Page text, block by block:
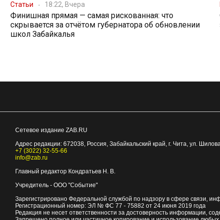
Статьи 18:22, Вчера
Финишная прямая — самая рискованная: что
скрывается за отчётом губернатора об обновлении
школ Забайкалья
Сетевое издание ZAB.RU
Адрес редакции: 672038, Россия, Забайкальский край, г. Чита, ул.
+7 (3022) 32-55-66
info@zab.ru
Главный редактор Кондратьев Н. В.
Учредитель - ООО "Событие"
Зарегистрировано Федеральной службой по надзору в сфере связи,
Регистрационный номер: ЭЛ № ФС 77 - 75882 от 24 июня 2019 года
Редакция не несет ответственности за достоверность информации,